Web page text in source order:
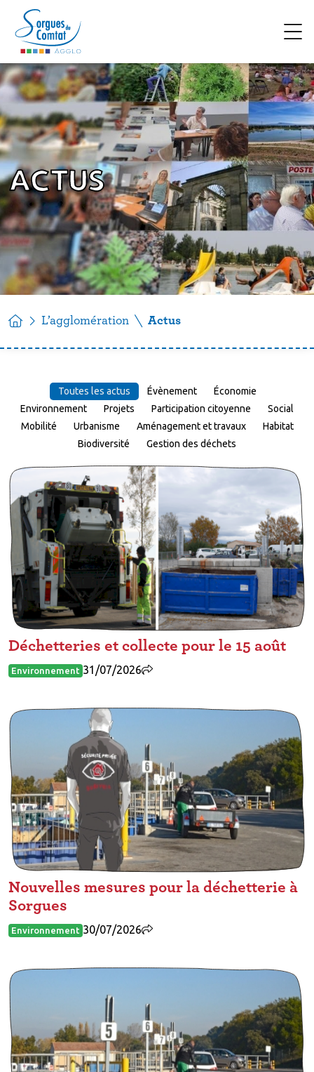
Accéder au contenu
ACTUS
L’agglomération Actus
Toutes les actus Évènement
Économie
Environnement
Projets Participation citoyenne
Social
Mobilité
Urbanisme Aménagement et travaux
Habitat
Biodiversité
Gestion des déchets
Déchetteries et collecte pour le 15 août
Environnement 31/07/2026
Nouvelles mesures pour la déchetterie à
Sorgues
Environnement 30/07/2026